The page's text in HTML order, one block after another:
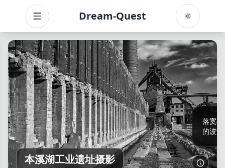
Toggle menu Dream-Quest
本溪湖工业遗址摄影 了解更
落寞
的波
目录
📸Nikon Zf · 钢铁的遗书与世纪的独白 ⚙️